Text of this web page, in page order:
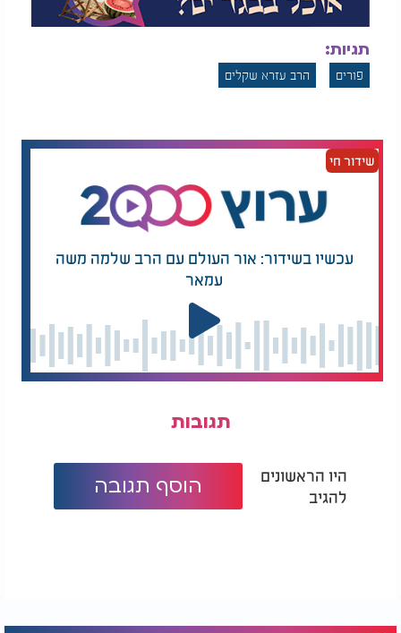
תגיות:
פורים הרב עזרא שקלים
שידור חי
עכשיו בשידור: אור העולם עם הרב שלמה משה
עמאר
תגובות
היו הראשונים
להגיב
הוסף תגובה